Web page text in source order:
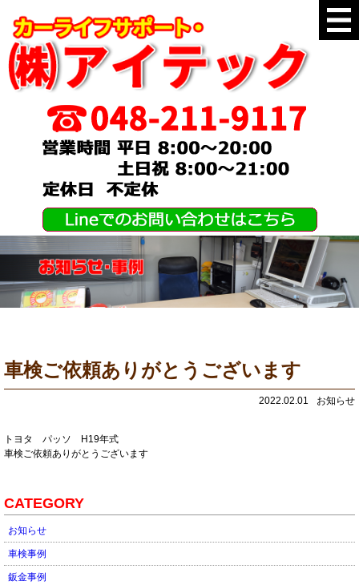
車検ご依頼ありがとうございます
2022.02.01 お知らせ
トヨタ パッソ H19年式
車検ご依頼ありがとうございます
CATEGORY
お知らせ
車検事例
鈑金事例